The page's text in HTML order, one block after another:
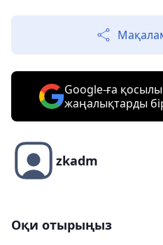
Google-ға
жаңалықтарды
zkadm
Оқи отырыңыз